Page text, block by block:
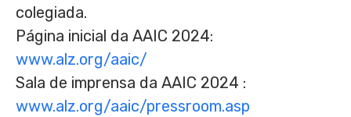
colegiada.
Página inicial da AAIC 2024:
www.alz.org/aaic/
Sala de imprensa da AAIC 2024 :
www.alz.org/aaic/pressroom.asp